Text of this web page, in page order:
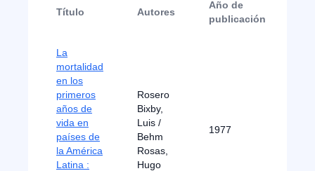
Título Autores
Año de
publicación
La
mortalidad
en los
primeros
años de
vida en
países de
la América
Latina :
Rosero
Bixby,
Luis /
Behm
Rosas,
Hugo
1977